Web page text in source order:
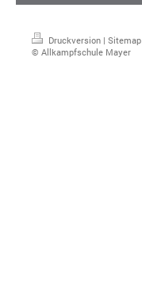
Druckversion | Sitemap
© Allkampfschule Mayer